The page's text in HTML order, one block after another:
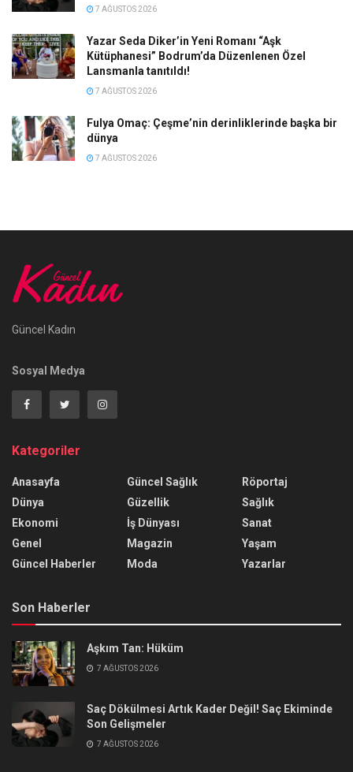
7 AĞUSTOS 2026
Yazar Seda Diker’in Yeni Romanı “Aşk
Kütüphanesi” Bodrum’da Düzenlenen Özel
Lansmanla tanıtıldı!
7 AĞUSTOS 2026
Fulya Omaç: Çeşme’nin derinliklerinde başka bir
dünya
7 AĞUSTOS 2026
Güncel Kadın
Sosyal Medya
Kategoriler
Anasayfa
Dünya
Ekonomi
Genel
Güncel Haberler
Güncel Sağlık
Güzellik
İş Dünyası
Magazin
Moda
Röportaj
Sağlık
Sanat
Yaşam
Yazarlar
Son Haberler
Aşkım Tan: Hüküm
7 AĞUSTOS 2026
Saç Dökülmesi Artık Kader Değil! Saç Ekiminde
Son Gelişmeler
7 AĞUSTOS 2026